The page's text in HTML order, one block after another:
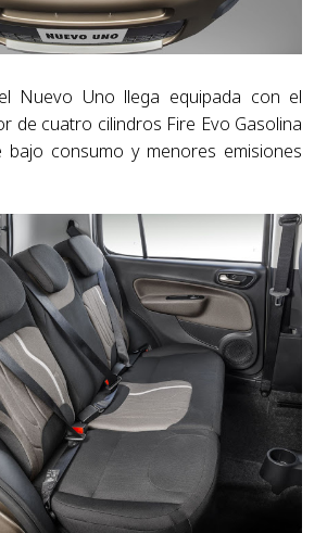
Nuevo Uno llega equipada con el
de cuatro cilindros Fire Evo Gasolina
bajo consumo y menores emisiones